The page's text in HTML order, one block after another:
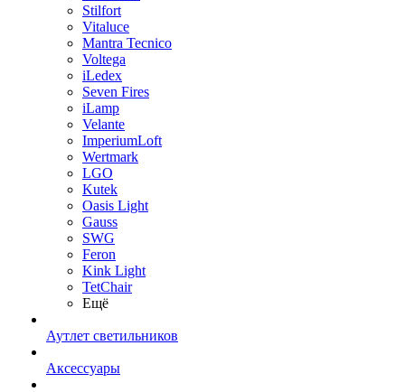
Stilfort
Vitaluce
Mantra Tecnico
Voltega
iLedex
Seven Fires
iLamp
Velante
ImperiumLoft
Wertmark
LGO
Kutek
Oasis Light
Gauss
SWG
Feron
Kink Light
TetСhair
Ещё
Аутлет светильников
Аксессуары